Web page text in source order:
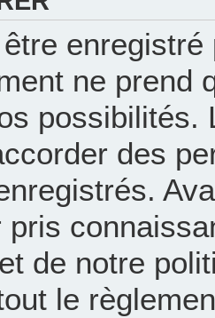
ne prend
possibilités.
des
pris
de notre
le